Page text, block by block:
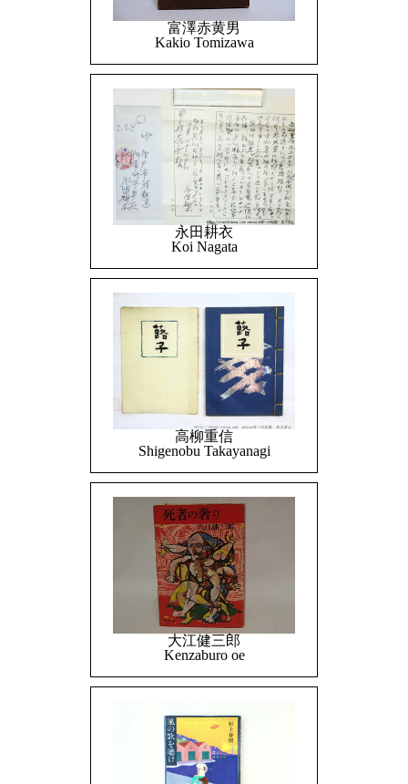
富澤赤黄男
Kakio Tomizawa
永田耕衣
Koi Nagata
高柳重信
Shigenobu Takayanagi
大江健三郎
Kenzaburo oe